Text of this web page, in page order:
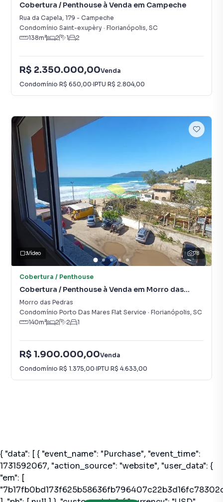
Cobertura / Penthouse à Venda em Campeche
Rua da Capela, 179 - Campeche
Condomínio Saint-exupèry · Florianópolis, SC
138m² 2 1 2
R$ 2.350.000,00Venda
Condomínio R$ 650,00·IPTU R$ 2.804,00
78
Vídeo
Cobertura / Penthouse
Cobertura / Penthouse à Venda em Morro das
Pedras
Morro das Pedras
Condomínio Porto Das Mares Flat Service · Florianópolis, SC
140m² 2 2 1
R$ 1.900.000,00Venda
Condomínio R$ 1.375,00·IPTU R$ 4.633,00
Coberturas / Penthouses à Venda em Lagoa Da
{ "data": [ { "event_name": "Purchase", "event_time":
1731592067, "action_source": "website", "user_data": {
"em": [